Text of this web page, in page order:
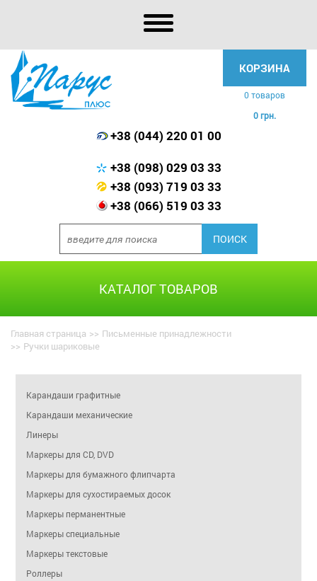
КОРЗИНА
0 товаров
0 грн.
+38 (044) 220 01 00
+38 (098) 029 03 33
+38 (093) 719 03 33
+38 (066) 519 03 33
КАТАЛОГ ТОВАРОВ
Главная страница >> Письменные принадлежности
>> Ручки шариковые
Карандаши графитные
Карандаши механические
Линеры
Маркеры для CD, DVD
Маркеры для бумажного флипчарта
Маркеры для сухостираемых досок
Маркеры перманентные
Маркеры специальные
Маркеры текстовые
Роллеры